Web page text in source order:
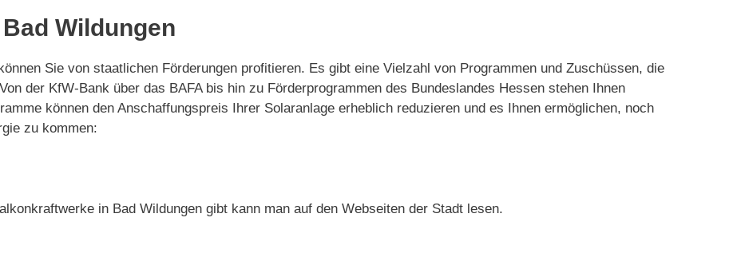
Wildungen
Sie von staatlichen Förderungen profitieren. Es gibt eine Vielzahl von Programmen und Zuschüssen, die
der KfW-Bank über das BAFA bis hin zu Förderprogrammen des Bundeslandes Hessen stehen Ihnen
können den Anschaffungspreis Ihrer Solaranlage erheblich reduzieren und es Ihnen ermöglichen, noch
zu kommen:
in Bad Wildungen gibt kann man auf den Webseiten der Stadt lesen.